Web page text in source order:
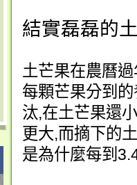
結實磊磊的
土芒果在農曆
每顆芒果分到
汰,在土芒果還
更大,而摘下的
是為什麼每到